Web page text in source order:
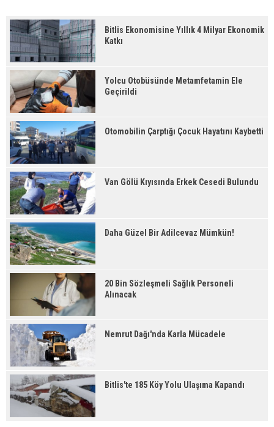
Bitlis Ekonomisine Yıllık 4 Milyar Ekonomik
Katkı
Yolcu Otobüsünde Metamfetamin Ele
Geçirildi
Otomobilin Çarptığı Çocuk Hayatını Kaybetti
Van Gölü Kıyısında Erkek Cesedi Bulundu
Daha Güzel Bir Adilcevaz Mümkün!
20 Bin Sözleşmeli Sağlık Personeli
Alınacak
Nemrut Dağı'nda Karla Mücadele
Bitlis'te 185 Köy Yolu Ulaşıma Kapandı